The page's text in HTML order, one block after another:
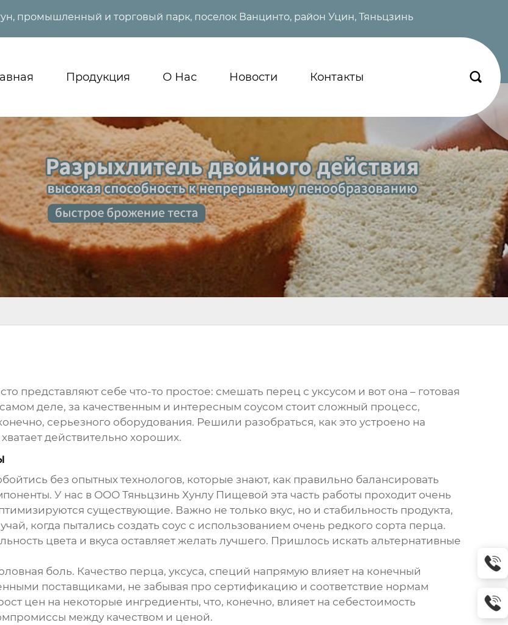
промышленный и торговый парк, поселок Ванцинто, район Уцин, Тяньцзинь
Продукция О Нас Новости Контакты 
представляют себе что-то простое: смешать перец с уксусом и вот она – готовая
деле, за качественным и интересным соусом стоит сложный процесс,
серьезного оборудования. Решили разобраться, как это устроено на
действительно хороших.
без опытных технологов, которые знают, как правильно балансировать
У нас в ООО Тяньцзинь Хунлу Пищевой эта часть работы проходит очень
существующие. Важно не только вкус, но и стабильность продукта,
когда пытались создать соус с использованием очень редкого сорта перца.
цвета и вкуса оставляет желать лучшего. Пришлось искать альтернативные
боль. Качество перца, уксуса, специй напрямую влияет на конечный
поставщиками, не забывая про сертификацию и соответствие нормам
цен на некоторые ингредиенты, что, конечно, влияет на себестоимость
между качеством и ценой.